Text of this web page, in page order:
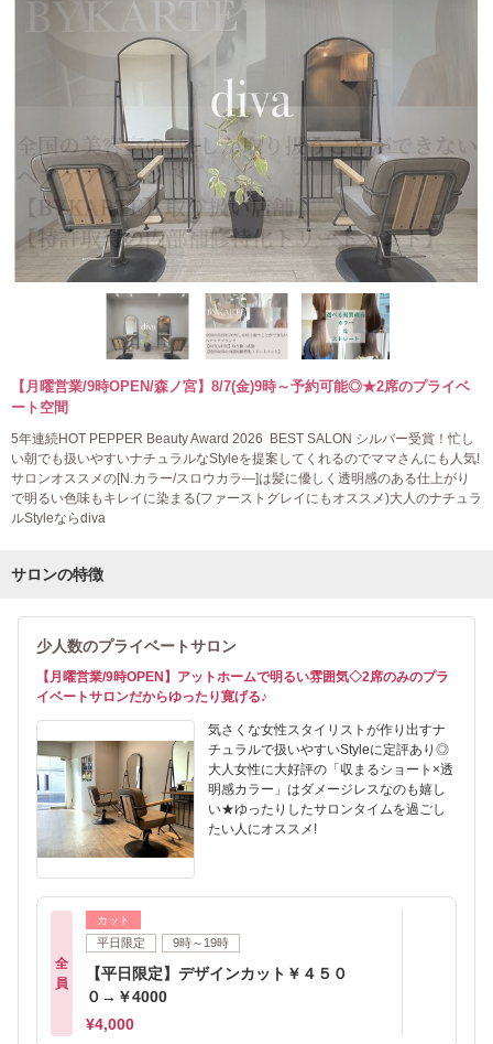
【月曜営業/9時OPEN/森ノ宮】8/7(金)9時～予約可能◎★2席のプライベ
ート空間
5年連続HOT PEPPER Beauty Award 2026 BEST SALON シルバー受賞！忙し
い朝でも扱いやすいナチュラルなStyleを提案してくれるのでママさんにも人気!
サロンオススメの[N.カラー/スロウカラ―]は髪に優しく透明感のある仕上がり
で明るい色味もキレイに染まる(ファーストグレイにもオススメ)大人のナチュラ
ルStyleならdiva
サロンの特徴
少人数のプライベートサロン
【月曜営業/9時OPEN】アットホームで明るい雰囲気◇2席のみのプラ
イベートサロンだからゆったり寛げる♪
気さくな女性スタイリストが作り出すナ
チュラルで扱いやすいStyleに定評あり◎
大人女性に大好評の「収まるショート×透
明感カラー」はダメージレスなのも嬉し
い★ゆったりしたサロンタイムを過ごし
たい人にオススメ!
全
員
カット
平日限定 9時～19時
【平日限定】デザインカット￥４５０
０→￥4000
¥4,000